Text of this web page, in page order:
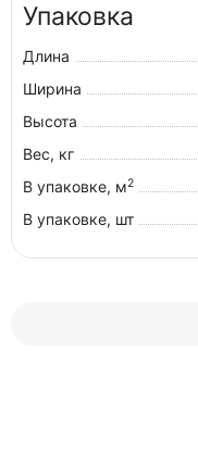
Упаковка
Длина
Ширина
Высота
Вес, кг
В упаковке, м2
В упаковке, шт